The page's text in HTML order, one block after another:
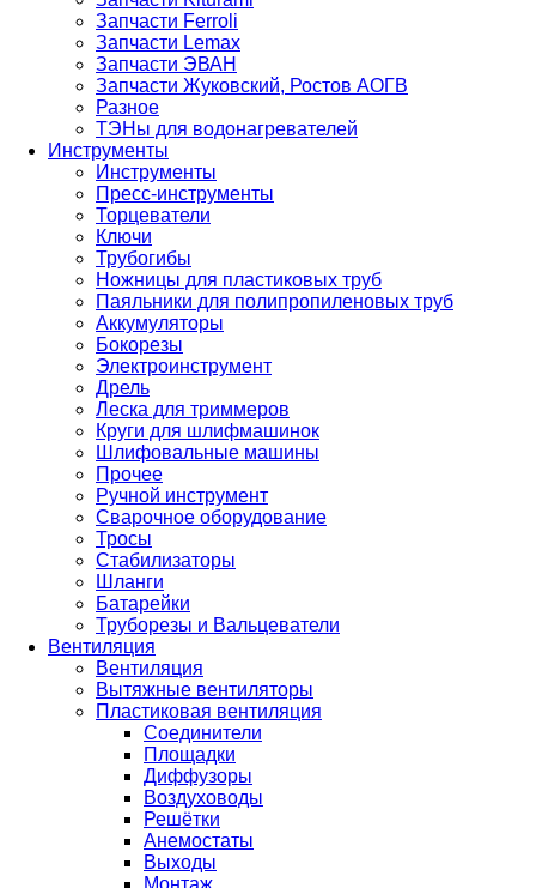
Запчасти Ferroli
Запчасти Lemax
Запчасти ЭВАН
Запчасти Жуковский, Ростов АОГВ
Разное
ТЭНы для водонагревателей
Инструменты
Инструменты
Пресс-инструменты
Торцеватели
Ключи
Трубогибы
Ножницы для пластиковых труб
Паяльники для полипропиленовых труб
Аккумуляторы
Бокорезы
Электроинструмент
Дрель
Леска для триммеров
Круги для шлифмашинок
Шлифовальные машины
Прочее
Ручной инструмент
Сварочное оборудование
Тросы
Стабилизаторы
Шланги
Батарейки
Труборезы и Вальцеватели
Вентиляция
Вентиляция
Вытяжные вентиляторы
Пластиковая вентиляция
Соединители
Площадки
Диффузоры
Воздуховоды
Решётки
Анемостаты
Выходы